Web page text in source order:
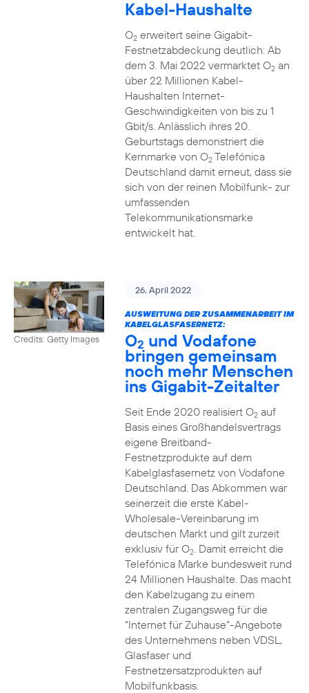
Kabel-Haushalte
O2erweitert seine Gigabit-
Festnetzabdeckung deutlich: Ab
dem 3. Mai 2022 vermarktet O2an
über 22 Millionen Kabel-
Haushalten Internet-
Geschwindigkeiten von bis zu 1
Gbit/s. Anlässlich ihres 20.
Geburtstags demonstriert die
Kernmarke von O2Telefónica
Deutschland damit erneut, dass sie
sich von der reinen Mobilfunk- zur
umfassenden
Telekommunikationsmarke
entwickelt hat.
Credits: Getty Images
26. April 2022
AUSWEITUNG DER ZUSAMMENARBEIT IM
KABELGLASFASERNETZ:
O2 und Vodafone
bringen gemeinsam
noch mehr Menschen
ins Gigabit-Zeitalter
Seit Ende 2020 realisiert O2auf
Basis eines Großhandelsvertrags
eigene Breitband-
Festnetzprodukte auf dem
Kabelglasfasernetz von Vodafone
Deutschland. Das Abkommen war
seinerzeit die erste Kabel-
Wholesale-Vereinbarung im
deutschen Markt und gilt zurzeit
exklusiv für O2. Damit erreicht die
Telefónica Marke bundesweit rund
24 Millionen Haushalte. Das macht
den Kabelzugang zu einem
zentralen Zugangsweg für die
“Internet für Zuhause”-Angebote
des Unternehmens neben VDSL,
Glasfaser und
Festnetzersatzprodukten auf
Mobilfunkbasis.